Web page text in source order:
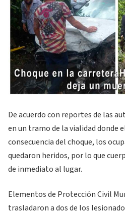
De acuerdo con reportes de las
en un tramo de la vialidad donde
consecuencia del choque, los
quedaron heridos, por lo que
de inmediato al lugar.
Elementos de Protección Civil
trasladaron a dos de los